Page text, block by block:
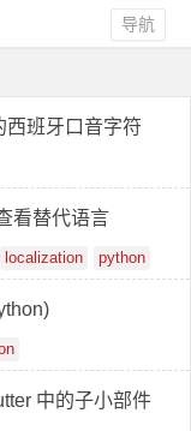
导航
西班牙口音字符
看替代语言
localization python
中的子小部件